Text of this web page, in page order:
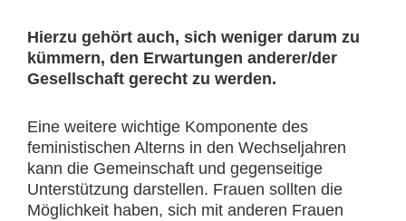
Hierzu gehört auch, sich weniger darum zu
kümmern, den Erwartungen anderer/der
Gesellschaft gerecht zu werden.
Eine weitere wichtige Komponente des
feministischen Alterns in den Wechseljahren
kann die Gemeinschaft und gegenseitige
Unterstützung darstellen. Frauen sollten die
Möglichkeit haben, sich mit anderen Frauen